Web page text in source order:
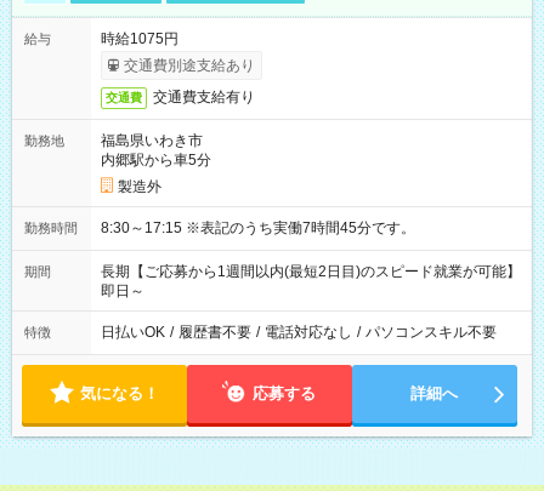
給与
時給1075円
交通費別途支給あり
交通費 交通費支給有り
勤務地
福島県いわき市
内郷駅から車5分
製造外
勤務時間 8:30～17:15 ※表記のうち実働7時間45分です。
期間
長期【ご応募から1週間以内(最短2日目)のスピード就業が可能】
即日～
特徴 日払いOK / 履歴書不要 / 電話対応なし / パソコンスキル不要
気になる！ 応募する 詳細へ